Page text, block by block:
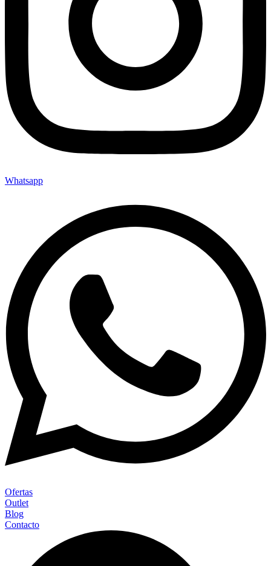
Whatsapp
Ofertas
Outlet
Blog
Contacto